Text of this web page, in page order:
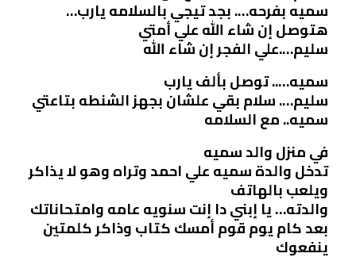
سميه بفرحه…. بجد تيجي بالسلامه يارب…
هتوصل إن شاء الله علي أمتي
سليم….علي الفجر إن شاء الله
سميه….. توصل بألف يارب
سليم…. سلام بقي علشان بجهز الشنطه بتاعتي
سميه.. مع السلامه
في منزل والد سميه
تدخل والدة سميه علي احمد وتراه وهو لا يذاكر
ويلعب بالهاتف
والدته… يا إبني دا إنت سنويه عامه وامتحاناتك
بعد كام يوم قوم أمسك كتاب وذاكر كلمتين
ينفعوك